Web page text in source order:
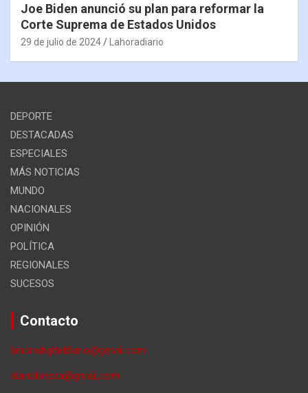
Joe Biden anunció su plan para reformar la
Corte Suprema de Estados Unidos
29 de julio de 2024 Lahoradiario
DEPORTE
DESTACADAS
ESPECIALES
MÁS NOTICIAS
MUNDO
NACIONALES
OPINIÓN
POLÍTICA
REGIONALES
SUCESOS
Contacto
lahoradigitaldiario@gmail.com
diariolahora@gmail,com